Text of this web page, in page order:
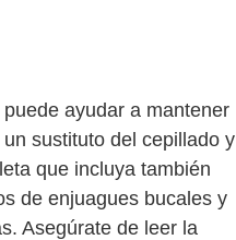
ayudar a mantener
sustituto del cepillado y
que incluya también
de enjuagues bucales y
Asegúrate de leer la